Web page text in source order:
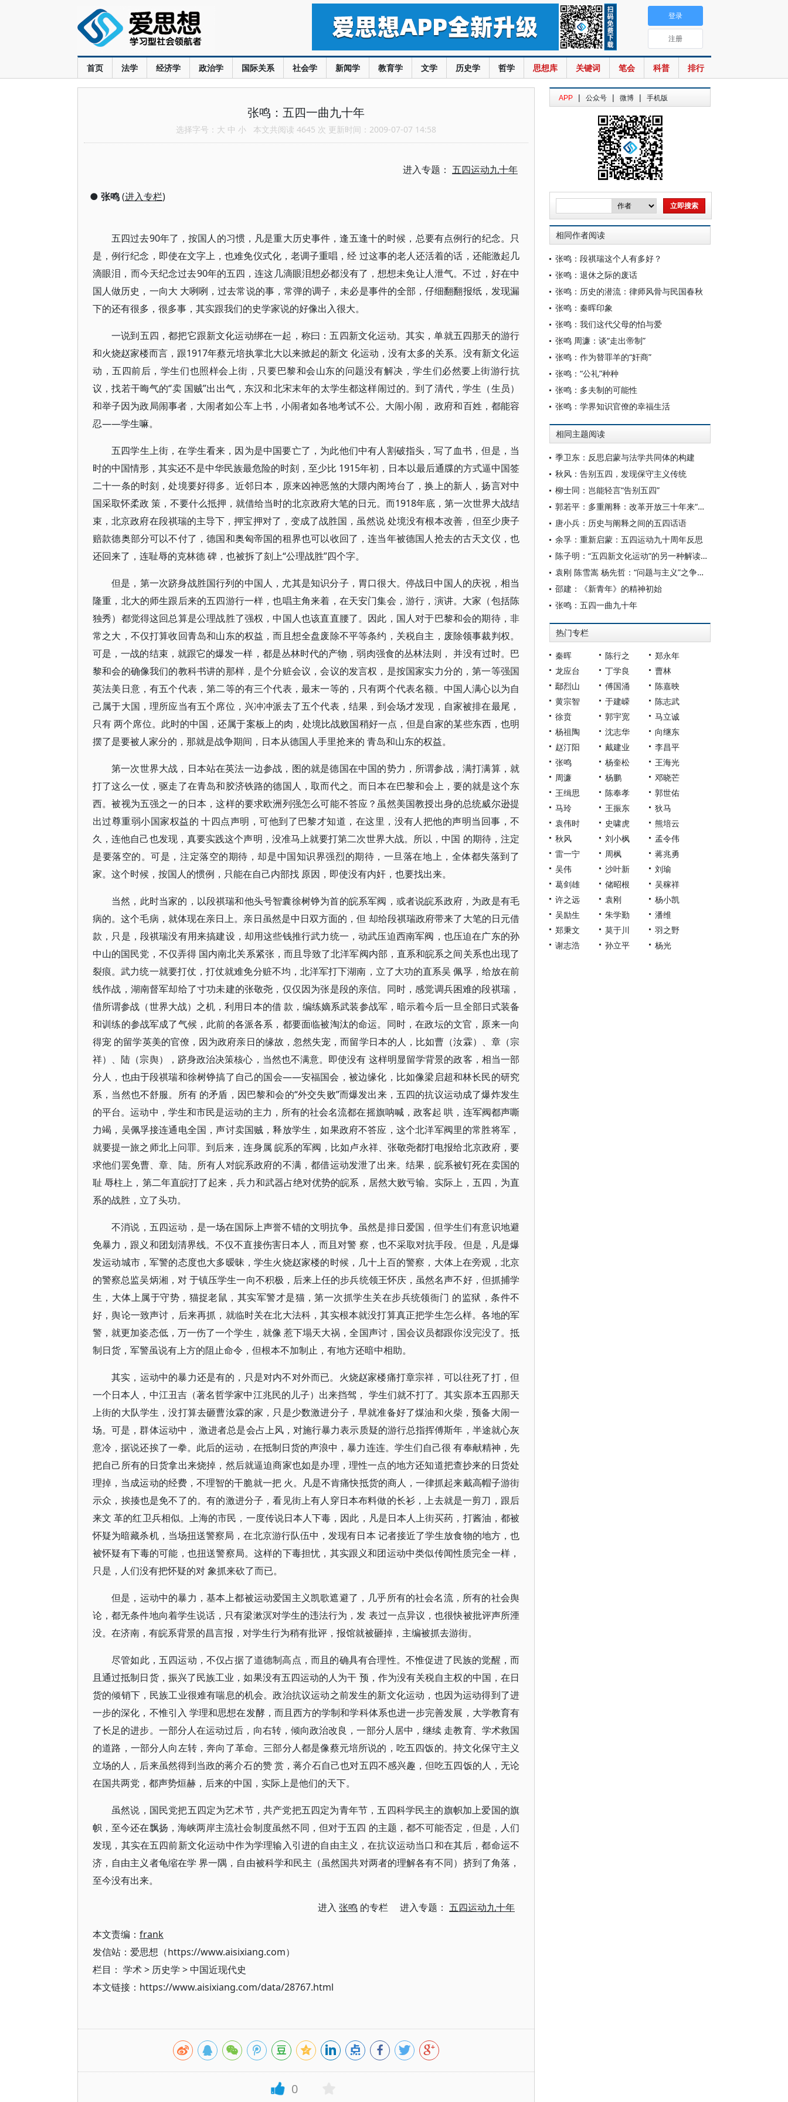
首页 法学 经济学 政治学 国际关系 社会学 新闻学 教育学 文学 历史学 哲学 思想库 关键词 笔会 科普 排行
登录
注册
张鸣：五四一曲九十年
选择字号： 大 中 小 本文共阅读 4645 次 更新时间：2009-07-07 14:58
进入专题： 五四运动九十年
● 张鸣(进入专栏)
五四过去90年了，按国人的习惯，凡是重大历史事件，逢五逢十的时候，总要有点例行的纪念。只
是，例行纪念，即使在文字上，也难免仪式化，老调子重唱，经 过这事的老人还活着的话，还能激起几
滴眼泪，而今天纪念过去90年的五四，连这几滴眼泪想必都没有了，想想未免让人泄气。不过，好在中
国人做历史，一向大 大咧咧，过去常说的事，常弹的调子，未必是事件的全部，仔细翻翻报纸，发现漏
下的还有很多，很多事，其实跟我们的史学家说的好像出入很大。
一说到五四，都把它跟新文化运动绑在一起，称曰：五四新文化运动。其实，单就五四那天的游行
和火烧赵家楼而言，跟1917年蔡元培执掌北大以来掀起的新文 化运动，没有太多的关系。没有新文化运
动，五四前后，学生们也照样会上街，只要巴黎和会山东的问题没有解决，学生们必然要上街游行抗
议，找若干晦气的“卖 国贼”出出气，东汉和北宋末年的太学生都这样闹过的。到了清代，学生（生员）
和举子因为政局闹事者，大闹者如公车上书，小闹者如各地考试不公。大闹小闹， 政府和百姓，都能容
忍——学生嘛。
五四学生上街，在学生看来，因为是中国要亡了，为此他们中有人割破指头，写了血书，但是，当
时的中国情形，其实还不是中华民族最危险的时刻，至少比 1915年初，日本以最后通牒的方式逼中国签
二十一条的时刻，处境要好得多。近邻日本，原来凶神恶煞的大隈内阁垮台了，换上的新人，扬言对中
国采取怀柔政 策，不要什么抵押，就借给当时的北京政府大笔的日元。而1918年底，第一次世界大战结
束，北京政府在段祺瑞的主导下，押宝押对了，变成了战胜国，虽然说 处境没有根本改善，但至少庚子
赔款德奥部分可以不付了，德国和奥匈帝国的租界也可以收回了，连当年被德国人抢去的古天文仪，也
还回来了，连耻辱的克林德 碑，也被拆了刻上“公理战胜”四个字。
但是，第一次跻身战胜国行列的中国人，尤其是知识分子，胃口很大。停战日中国人的庆祝，相当
隆重，北大的师生跟后来的五四游行一样，也唱主角来着，在天安门集会，游行，演讲。大家（包括陈
独秀）都觉得这回总算是公理战胜了强权，中国人也该直直腰了。因此，国人对于巴黎和会的期待，非
常之大，不仅打算收回青岛和山东的权益，而且想全盘废除不平等条约，关税自主，废除领事裁判权。
可是，一战的结束，就跟它的爆发一样，都是丛林时代的产物，弱肉强食的丛林法则， 并没有过时。巴
黎和会的确像我们的教科书讲的那样，是个分赃会议，会议的发言权，是按国家实力分的，第一等强国
英法美日意，有五个代表，第二等的有三个代表，最末一等的，只有两个代表名额。中国人满心以为自
己属于大国，理所应当有五个席位，兴冲冲派去了五个代表，结果，到会场才发现，自家被排在最尾，
只有 两个席位。此时的中国，还属于案板上的肉，处境比战败国稍好一点，但是自家的某些东西，也明
摆了是要被人家分的，那就是战争期间，日本从德国人手里抢来的 青岛和山东的权益。
第一次世界大战，日本站在英法一边参战，图的就是德国在中国的势力，所谓参战，满打满算，就
打了这么一仗，驱走了在青岛和胶济铁路的德国人，取而代之。而日本在巴黎和会上，要的就是这个东
西。被视为五强之一的日本，这样的要求欧洲列强怎么可能不答应？虽然美国教授出身的总统威尔逊提
出过尊重弱小国家权益的 十四点声明，可他到了巴黎才知道，在这里，没有人把他的声明当回事，不
久，连他自己也发现，真要实践这个声明，没准马上就要打第二次世界大战。所以，中国 的期待，注定
是要落空的。可是，注定落空的期待，却是中国知识界强烈的期待，一旦落在地上，全体都失落到了
家。这个时候，按国人的惯例，只能在自己内部找 原因，即使没有内奸，也要找出来。
当然，此时当家的，以段祺瑞和他头号智囊徐树铮为首的皖系军阀，或者说皖系政府，为政是有毛
病的。这个毛病，就体现在亲日上。亲日虽然是中日双方面的，但 却给段祺瑞政府带来了大笔的日元借
款，只是，段祺瑞没有用来搞建设，却用这些钱推行武力统一，动武压迫西南军阀，也压迫在广东的孙
中山的国民党，不仅弄得 国内南北关系紧张，而且导致了北洋军阀内部，直系和皖系之间关系也出现了
裂痕。武力统一就要打仗，打仗就难免分赃不均，北洋军打下湖南，立了大功的直系吴 佩孚，给放在前
线作战，湖南督军却给了寸功未建的张敬尧，仅仅因为张是段的亲信。同时，感觉调兵困难的段祺瑞，
借所谓参战（世界大战）之机，利用日本的借 款，编练嫡系武装参战军，暗示着今后一旦全部日式装备
和训练的参战军成了气候，此前的各派各系，都要面临被淘汰的命运。同时，在政坛的文官，原来一向
得宠 的留学英美的官僚，因为政府亲日的缘故，忽然失宠，而留学日本的人，比如曹（汝霖）、章（宗
祥）、陆（宗舆），跻身政治决策核心，当然也不满意。即使没有 这样明显留学背景的政客，相当一部
分人，也由于段祺瑞和徐树铮搞了自己的国会——安福国会，被边缘化，比如像梁启超和林长民的研究
系，当然也不舒服。所有 的矛盾，因巴黎和会的“外交失败”而爆发出来，五四的抗议运动成了爆炸发生
的平台。运动中，学生和市民是运动的主力，所有的社会名流都在摇旗呐喊，政客起 哄，连军阀都声嘶
力竭，吴佩孚接连通电全国，声讨卖国贼，释放学生，如果政府不答应，这个北洋军阀里的常胜将军，
就要提一旅之师北上问罪。到后来，连身属 皖系的军阀，比如卢永祥、张敬尧都打电报给北京政府，要
求他们罢免曹、章、陆。所有人对皖系政府的不满，都借运动发泄了出来。结果，皖系被钉死在卖国的
耻 辱柱上，第二年直皖打了起来，兵力和武器占绝对优势的皖系，居然大败亏输。实际上，五四，为直
系的战胜，立了头功。
不消说，五四运动，是一场在国际上声誉不错的文明抗争。虽然是排日爱国，但学生们有意识地避
免暴力，跟义和团划清界线。不仅不直接伤害日本人，而且对警 察，也不采取对抗手段。但是，凡是爆
发运动城市，军警的态度也大多暧昧，学生火烧赵家楼的时候，几十上百的警察，大体上在旁观，北京
的警察总监吴炳湘，对 于镇压学生一向不积极，后来上任的步兵统领王怀庆，虽然名声不好，但抓捕学
生，大体上属于守势，猫捉老鼠，其实军警才是猫，第一次抓学生关在步兵统领衙门 的监狱，条件不
好，舆论一致声讨，后来再抓，就临时关在北大法科，其实根本就没打算真正把学生怎么样。各地的军
警，就更加姿态低，万一伤了一个学生，就像 惹下塌天大祸，全国声讨，国会议员都跟你没完没了。抵
制日货，军警虽说有上方的阻止命令，但根本不加制止，有地方还暗中相助。
其实，运动中的暴力还是有的，只是对内不对外而已。火烧赵家楼痛打章宗祥，可以往死了打，但
一个日本人，中江丑吉（著名哲学家中江兆民的儿子）出来挡驾， 学生们就不打了。其实原本五四那天
上街的大队学生，没打算去砸曹汝霖的家，只是少数激进分子，早就准备好了煤油和火柴，预备大闹一
场。可是，群体运动中， 激进者总是会占上风，对施行暴力表示质疑的游行总指挥傅斯年，半途就心灰
意冷，据说还挨了一拳。此后的运动，在抵制日货的声浪中，暴力连连。学生们自己很 有奉献精神，先
把自己所有的日货拿出来烧掉，然后就逼迫商家也如是办理，理性一点的地方还知道把查抄来的日货处
理掉，当成运动的经费，不理智的干脆就一把 火。凡是不肯痛快抵货的商人，一律抓起来戴高帽子游街
示众，挨揍也是免不了的。有的激进分子，看见街上有人穿日本布料做的长衫，上去就是一剪刀，跟后
来文 革的红卫兵相似。上海的市民，一度传说日本人下毒，因此，凡是日本人上街买药，打酱油，都被
怀疑为暗藏杀机，当场扭送警察局，在北京游行队伍中，发现有日本 记者接近了学生放食物的地方，也
被怀疑有下毒的可能，也扭送警察局。这样的下毒担忧，其实跟义和团运动中类似传闻性质完全一样，
只是，人们没有把怀疑的对 象抓来砍了而已。
但是，运动中的暴力，基本上都被运动爱国主义凯歌遮避了，几乎所有的社会名流，所有的社会舆
论，都无条件地向着学生说话，只有梁漱溟对学生的违法行为，发 表过一点异议，也很快被批评声所湮
没。在济南，有皖系背景的昌言报，对学生行为稍有批评，报馆就被砸掉，主编被抓去游街。
尽管如此，五四运动，不仅占据了道德制高点，而且的确具有合理性。不惟促进了民族的觉醒，而
且通过抵制日货，振兴了民族工业，如果没有五四运动的人为干 预，作为没有关税自主权的中国，在日
货的倾销下，民族工业很难有喘息的机会。政治抗议运动之前发生的新文化运动，也因为运动得到了进
一步的深化，不惟引入 学理和思想在发酵，而且西方的学制和学科体系也进一步完善发展，大学教育有
了长足的进步。一部分人在运动过后，向右转，倾向政治改良，一部分人居中，继续 走教育、学术救国
的道路，一部分人向左转，奔向了革命。三部分人都是像蔡元培所说的，吃五四饭的。持文化保守主义
立场的人，后来虽然得到当政的蒋介石的赞 赏，蒋介石自己也对五四不感兴趣，但吃五四饭的人，无论
在国共两党，都声势烜赫，后来的中国，实际上是他们的天下。
虽然说，国民党把五四定为艺术节，共产党把五四定为青年节，五四科学民主的旗帜加上爱国的旗
帜，至今还在飘扬，海峡两岸主流社会制度虽然不同，但对于五四 的主题，都不可能否定，但是，人们
发现，其实在五四前新文化运动中作为学理输入引进的自由主义，在抗议运动当口和在其后，都命运不
济，自由主义者龟缩在学 界一隅，自由被科学和民主（虽然国共对两者的理解各有不同）挤到了角落，
至今没有出来。
进入 张鸣 的专栏 进入专题： 五四运动九十年
本文责编： frank
发信站：爱思想（https://www.aisixiang.com）
栏目： 学术> 历史学 >中国近现代史
本文链接：https://www.aisixiang.com/data/28767.html
0
APP | 公众号 | 微博 | 手机版
相同作者阅读
张鸣：段祺瑞这个人有多好？
张鸣：退休之际的废话
张鸣：历史的潜流：律师风骨与民国春秋
张鸣：秦晖印象
张鸣：我们这代父母的怕与爱
张鸣 周濂：谈“走出帝制”
张鸣：作为替罪羊的“奸商”
张鸣：“公礼”种种
张鸣：多夫制的可能性
张鸣：学界知识官僚的幸福生活
相同主题阅读
季卫东：反思启蒙与法学共同体的构建
秋风：告别五四，发现保守主义传统
柳士同：岂能轻言“告别五四”
郭若平：多重阐释：改革开放三十年来“五四”观念演进之“路线图”
唐小兵：历史与阐释之间的五四话语
余孚：重新启蒙：五四运动九十周年反思
陈子明：“五四新文化运动”的另一种解读——从文明到文化的转向
袁刚 陈雪嵩 杨先哲：“问题与主义”之争九十年回顾与思考
邵建：《新青年》的精神初始
张鸣：五四一曲九十年
热门专栏
秦晖 陈行之
郑永年
龙应台
丁学良
曹林
鄢烈山
傅国涌
陈嘉映
黄宗智
于建嵘
陈志武
徐贲
郭宇宽
马立诚
杨祖陶
沈志华
向继东
赵汀阳
戴建业
李昌平
张鸣
杨奎松
王海光
周濂
杨鹏
邓晓芒
王缉思
陈奉孝
郭世佑
马玲
王振东
狄马
袁伟时
史啸虎
熊培云
秋风
刘小枫
孟令伟
雷一宁
周枫
蒋兆勇
吴伟
沙叶新
刘瑜
葛剑雄
储昭根
吴稼祥
许之远
袁刚
杨小凯
吴励生
朱学勤
潘维
郑秉文
莫于川
羽之野
谢志浩
孙立平 杨光